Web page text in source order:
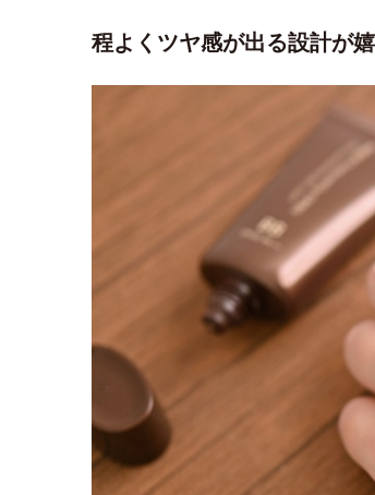
程よくツヤ感が出る設計が